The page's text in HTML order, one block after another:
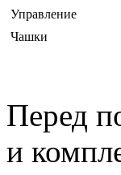
Управление
Чашки
Перед
и